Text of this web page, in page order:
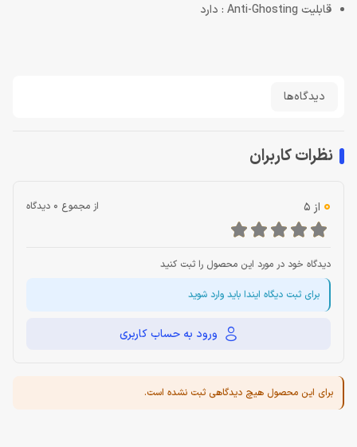
قابلیت Anti-Ghosting : دارد
دیدگاه‌ها
نظرات کاربران
0 از 5 از مجموع 0 دیدگاه
دیدگاه خود در مورد این محصول را ثبت کنید
برای ثبت دیگاه ایندا باید وارد شوید
ورود به حساب کاربری
برای این محصول هیچ دیدگاهی ثبت نشده است.